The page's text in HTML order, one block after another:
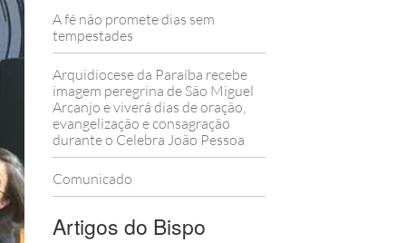
A fé não promete dias sem
tempestades
Arquidiocese da Paraíba recebe
imagem peregrina de São Miguel
Arcanjo e viverá dias de oração,
evangelização e consagração
durante o Celebra João Pessoa
Comunicado
Artigos do Bispo